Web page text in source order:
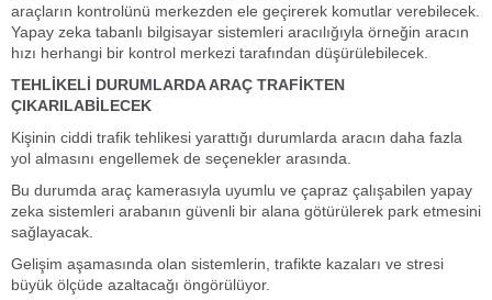
araçların kontrolünü merkezden ele geçirerek komutlar verebilecek.
Yapay zeka tabanlı bilgisayar sistemleri aracılığıyla örneğin aracın
hızı herhangi bir kontrol merkezi tarafından düşürülebilecek.
TEHLİKELİ DURUMLARDA ARAÇ TRAFİKTEN
ÇIKARILABİLECEK
Kişinin ciddi trafik tehlikesi yarattığı durumlarda aracın daha fazla
yol almasını engellemek de seçenekler arasında.
Bu durumda araç kamerasıyla uyumlu ve çapraz çalışabilen yapay
zeka sistemleri arabanın güvenli bir alana götürülerek park etmesini
sağlayacak.
Gelişim aşamasında olan sistemlerin, trafikte kazaları ve stresi
büyük ölçüde azaltacağı öngörülüyor.